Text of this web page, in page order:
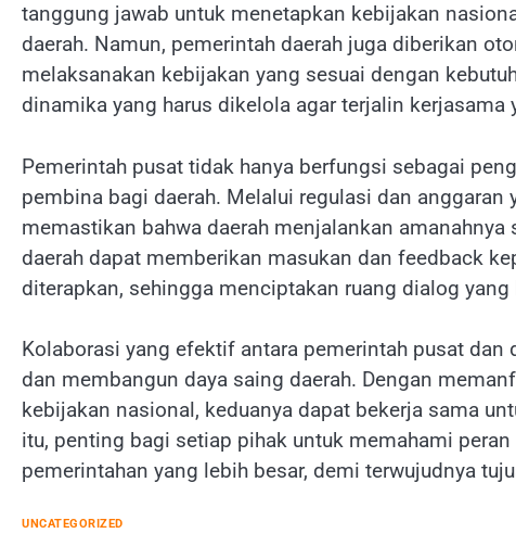
tanggung jawab untuk menetapkan kebijakan
daerah. Namun, pemerintah daerah juga diberikan
melaksanakan kebijakan yang sesuai dengan
dinamika yang harus dikelola agar terjalin
Pemerintah pusat tidak hanya berfungsi sebagai
pembina bagi daerah. Melalui regulasi dan
memastikan bahwa daerah menjalankan
daerah dapat memberikan masukan dan feedback
diterapkan, sehingga menciptakan ruang dialog
Kolaborasi yang efektif antara pemerintah pusat
dan membangun daya saing daerah. Dengan
kebijakan nasional, keduanya dapat bekerja sama
itu, penting bagi setiap pihak untuk memahami
pemerintahan yang lebih besar, demi terwujudnya
UNCATEGORIZED